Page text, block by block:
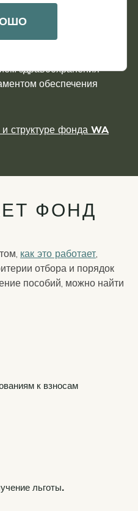
Департамента
штата Вашингтон в
здравоохранения
обеспечения
и структуре фонда WA
ФОНД
как это работает
отбора и порядок
пособий, можно найти
к взносам
льготы.